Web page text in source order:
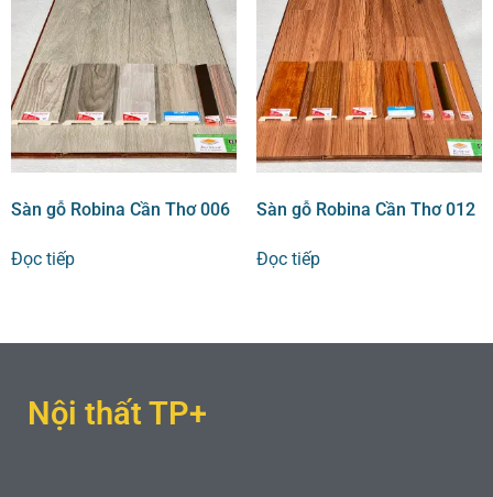
Sàn gỗ Robina Cần Thơ 006
Đọc tiếp
Sàn gỗ Robina Cần Thơ 012
Đọc tiếp
Nội thất TP+